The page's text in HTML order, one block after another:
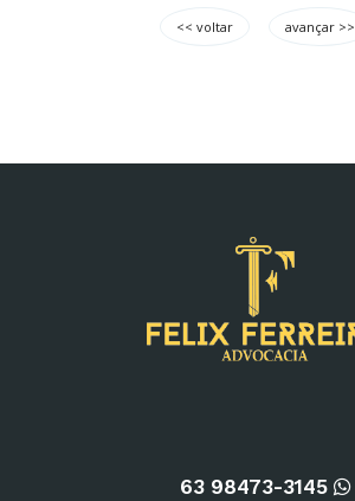
<< voltar avançar >>
63 98473-3145